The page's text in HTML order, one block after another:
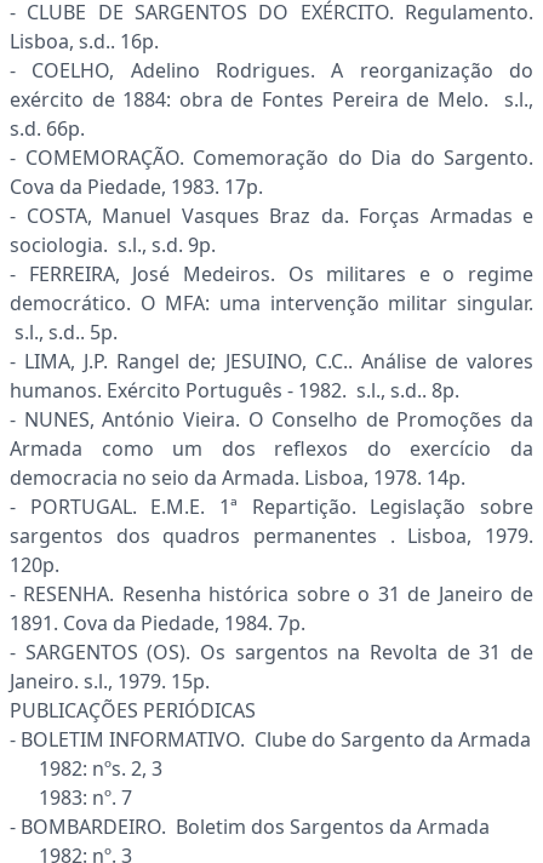
- CLUBE DE SARGENTOS DO EXÉRCITO. Regulamento.
Lisboa, s.d.. 16p.
- COELHO, Adelino Rodrigues. A reorganização do
exército de 1884: obra de Fontes Pereira de Melo. s.l.,
s.d. 66p.
- COMEMORAÇÃO. Comemoração do Dia do Sargento.
Cova da Piedade, 1983. 17p.
- COSTA, Manuel Vasques Braz da. Forças Armadas e
sociologia. s.l., s.d. 9p.
- FERREIRA, José Medeiros. Os militares e o regime
democrático. O MFA: uma intervenção militar singular.
s.l., s.d.. 5p.
- LIMA, J.P. Rangel de; JESUINO, C.C.. Análise de valores
humanos. Exército Português - 1982. s.l., s.d.. 8p.
- NUNES, António Vieira. O Conselho de Promoções da
Armada como um dos reflexos do exercício da
democracia no seio da Armada. Lisboa, 1978. 14p.
- PORTUGAL. E.M.E. 1ª Repartição. Legislação sobre
sargentos dos quadros permanentes . Lisboa, 1979.
120p.
- RESENHA. Resenha histórica sobre o 31 de Janeiro de
1891. Cova da Piedade, 1984. 7p.
- SARGENTOS (OS). Os sargentos na Revolta de 31 de
Janeiro. s.l., 1979. 15p.
PUBLICAÇÕES PERIÓDICAS
- BOLETIM INFORMATIVO. Clube do Sargento da Armada
1982: nºs. 2, 3
1983: nº. 7
- BOMBARDEIRO. Boletim dos Sargentos da Armada
1982: nº. 3